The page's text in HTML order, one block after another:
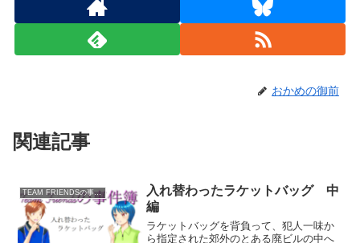
おかめの御前
関連記事
TEAM FRIENDSの事件簿
入れ替わったラケットバッグ 中
編
ラケットバッグを背負って、犯人一味か
ら指定された郊外のとある廃ビルの中へ